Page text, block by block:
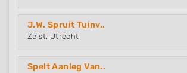
J.W. Spruit Tuinv..
Zeist, Utrecht
Spelt Aanleg Van..